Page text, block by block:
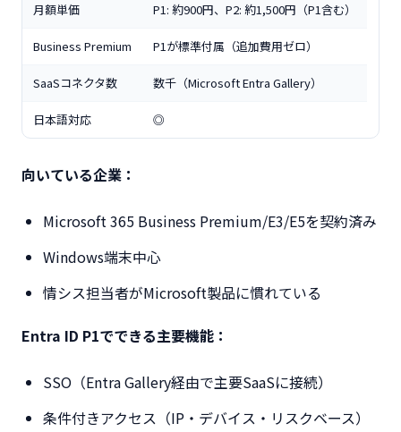
月額単価 P1: 約900円、P2: 約1,500円（P1含む）
Business Premium P1が標準付属（追加費用ゼロ）
SaaSコネクタ数 数千（Microsoft Entra Gallery）
日本語対応 ◎
向いている企業：
Microsoft 365 Business Premium/E3/E5を契約済み
Windows端末中心
情シス担当者がMicrosoft製品に慣れている
Entra ID P1でできる主要機能：
SSO（Entra Gallery経由で主要SaaSに接続）
条件付きアクセス（IP・デバイス・リスクベース）